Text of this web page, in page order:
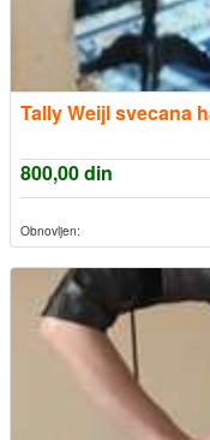
Tally Weijl svecana
800,00din
Obnovljen: